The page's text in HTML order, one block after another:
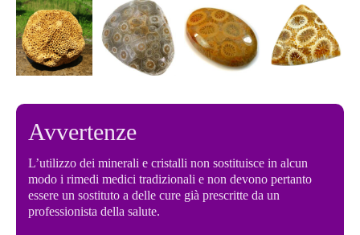
Avvertenze
L’utilizzo dei minerali e cristalli non sostituisce in alcun
modo i rimedi medici tradizionali e non devono pertanto
essere un sostituto a delle cure già prescritte da un
professionista della salute.